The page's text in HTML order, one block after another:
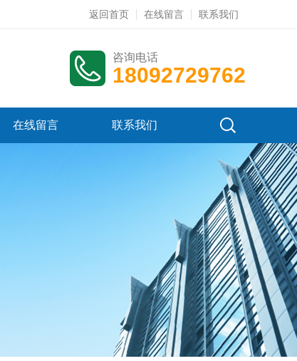
返回首页 在线留言 联系我们
咨询电话
18092729762
在线留言 联系我们